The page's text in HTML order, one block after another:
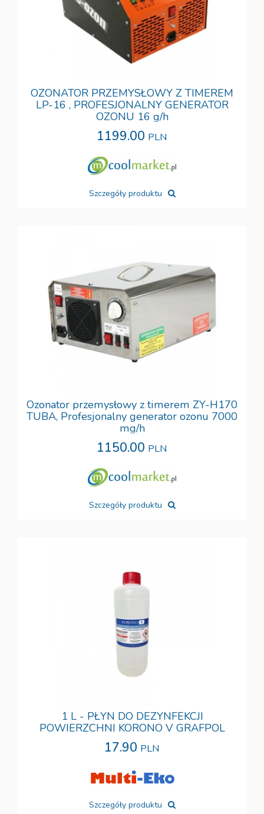
OZONATOR PRZEMYSŁOWY Z TIMEREM
LP-16 , PROFESJONALNY GENERATOR
OZONU 16 g/h
1199.00 PLN
Szczegóły produktu
Ozonator przemysłowy z timerem ZY-H170
TUBA, Profesjonalny generator ozonu 7000
mg/h
1150.00 PLN
Szczegóły produktu
1 L - PŁYN DO DEZYNFEKCJI
POWIERZCHNI KORONO V GRAFPOL
17.90 PLN
Szczegóły produktu